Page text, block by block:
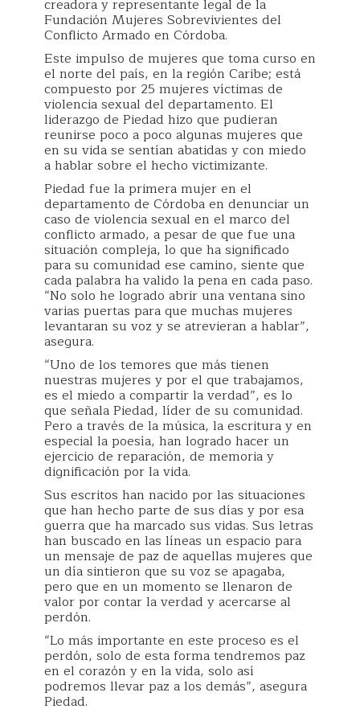
creadora y representante legal de la
Fundación Mujeres Sobrevivientes del
Conflicto Armado en Córdoba.
Este impulso de mujeres que toma curso en
el norte del país, en la región Caribe; está
compuesto por 25 mujeres víctimas de
violencia sexual del departamento. El
liderazgo de Piedad hizo que pudieran
reunirse poco a poco algunas mujeres que
en su vida se sentían abatidas y con miedo
a hablar sobre el hecho victimizante.
Piedad fue la primera mujer en el
departamento de Córdoba en denunciar un
caso de violencia sexual en el marco del
conflicto armado, a pesar de que fue una
situación compleja, lo que ha significado
para su comunidad ese camino, siente que
cada palabra ha valido la pena en cada paso.
“No solo he logrado abrir una ventana sino
varias puertas para que muchas mujeres
levantaran su voz y se atrevieran a hablar”,
asegura.
“Uno de los temores que más tienen
nuestras mujeres y por el que trabajamos,
es el miedo a compartir la verdad”, es lo
que señala Piedad, líder de su comunidad.
Pero a través de la música, la escritura y en
especial la poesía, han logrado hacer un
ejercicio de reparación, de memoria y
dignificación por la vida.
Sus escritos han nacido por las situaciones
que han hecho parte de sus días y por esa
guerra que ha marcado sus vidas. Sus letras
han buscado en las líneas un espacio para
un mensaje de paz de aquellas mujeres que
un día sintieron que su voz se apagaba,
pero que en un momento se llenaron de
valor por contar la verdad y acercarse al
perdón.
“Lo más importante en este proceso es el
perdón, solo de esta forma tendremos paz
en el corazón y en la vida, solo así
podremos llevar paz a los demás”, asegura
Piedad.